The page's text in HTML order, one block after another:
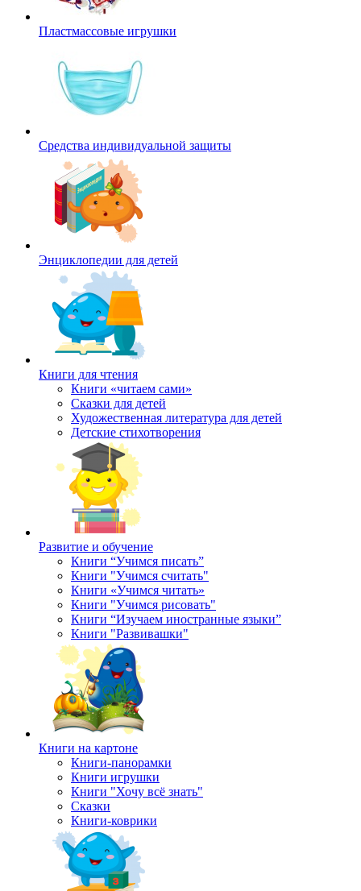
Пластмассовые игрушки
Средства индивидуальной защиты
Энциклопедии для детей
Книги для чтения
Книги «читаем сами»
Сказки для детей
Художественная литература для детей
Детские стихотворения
Развитие и обучение
Книги “Учимся писать”
Книги "Учимся считать"
Книги «Учимся читать»
Книги "Учимся рисовать"
Книги “Изучаем иностранные языки”
Книги "Развивашки"
Книги на картоне
Книги-панорамки
Книги игрушки
Книги "Хочу всё знать"
Сказки
Книги-коврики